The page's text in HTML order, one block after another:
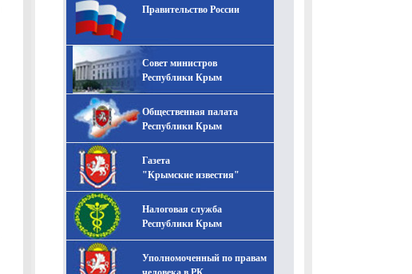
Правительство России
Совет министров
Республики Крым
Общественная палата
Республики Крым
Газета
"Крымские известия"
Налоговая служба
Республики Крым
Уполномоченный по правам